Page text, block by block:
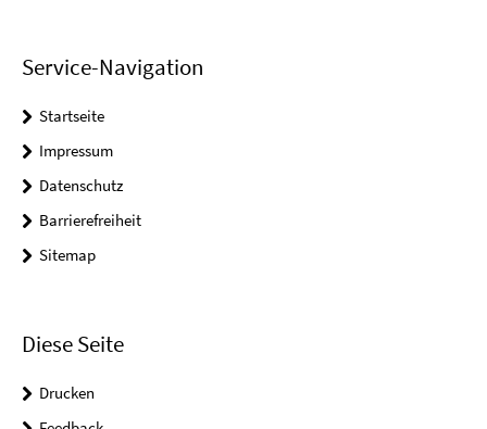
Service-Navigation
Startseite
Impressum
Datenschutz
Barrierefreiheit
Sitemap
Diese Seite
Drucken